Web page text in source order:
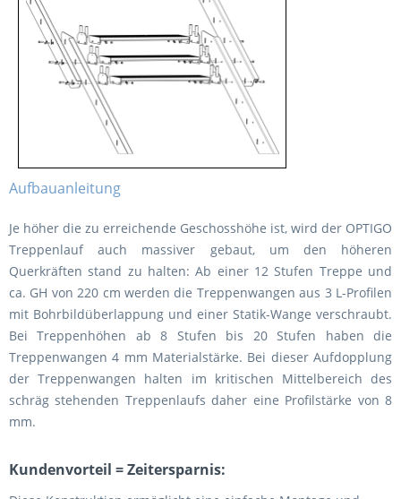
Aufbauanleitung
Je höher die zu erreichende Geschosshöhe ist, wird der OPTIGO
Treppenlauf auch massiver gebaut, um den höheren
Querkräften stand zu halten: Ab einer 12 Stufen Treppe und
ca. GH von 220 cm werden die Treppenwangen aus 3 L-Profilen
mit Bohrbildüberlappung und einer Statik-Wange verschraubt.
Bei Treppenhöhen ab 8 Stufen bis 20 Stufen haben die
Treppenwangen 4 mm Materialstärke. Bei dieser Aufdopplung
der Treppenwangen halten im kritischen Mittelbereich des
schräg stehenden Treppenlaufs daher eine Profilstärke von 8
mm.
Kundenvorteil = Zeitersparnis: